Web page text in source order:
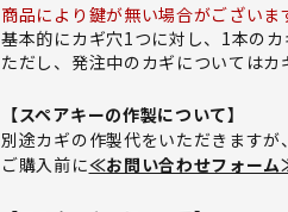
商品により鍵が無い場合がございま
基本的にカギ穴1つに対し、1本の
ただし、発注中のカギについてはカ
【スペアキーの作製について】
別途カギの作製代をいただきますが
ご購入前に≪お問い合わせフォー